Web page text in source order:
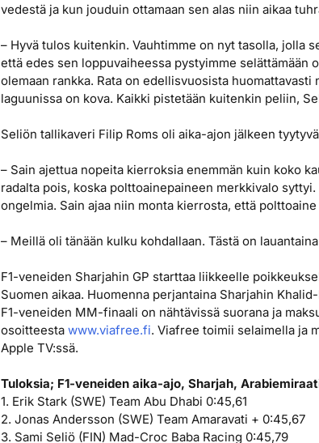
vedestä ja kun jouduin ottamaan sen alas niin aikaa
– Hyvä tulos kuitenkin. Vauhtimme on nyt tasolla, jolla
että edes sen loppuvaiheessa pystyimme selättämään
olemaan rankka. Rata on edellisvuosista
laguunissa on kova. Kaikki pistetään kuitenkin peliin,
Seliön tallikaveri Filip Roms oli aika-ajon jälkeen
– Sain ajettua nopeita kierroksia enemmän kuin koko
radalta pois, koska polttoainepaineen merkkivalo
ongelmia. Sain ajaa niin monta kierrosta, että
– Meillä oli tänään kulku kohdallaan. Tästä on
F1-veneiden Sharjahin GP starttaa liikkeelle
Suomen aikaa. Huomenna perjantaina Sharjahin
F1-veneiden MM-finaali on nähtävissä suorana ja
osoitteesta www.viafree.fi. Viafree toimii selaimella ja
Apple TV:ssä.
Tuloksia; F1-veneiden aika-ajo, Sharjah,
1. Erik Stark (SWE) Team Abu Dhabi 0:45,61
2. Jonas Andersson (SWE) Team Amaravati + 0:45,67
3. Sami Seliö (FIN) Mad-Croc Baba Racing 0:45,79